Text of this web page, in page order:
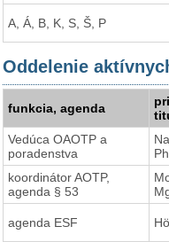
A, Á, B, K, S, Š, P
Oddelenie
funkcia, agenda
Vedúca OAOTP a
poradenstva
koordinátor AOTP,
agenda § 53
agenda ESF